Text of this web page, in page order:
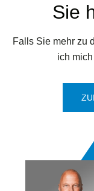
Sie
Falls Sie mehr zu
ich